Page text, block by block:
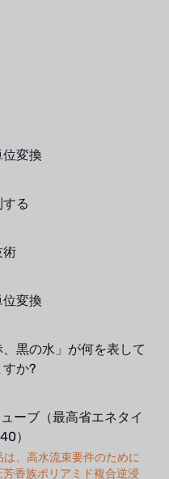
変換
る
術
変換
黒の水」が何を表して
か?
ーブ（最高省エネタイ
）
は、高水流束要件のために
芳香族ポリアミド複合逆浸